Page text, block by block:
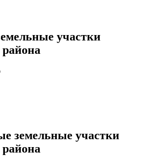
участки
земельные участки
района